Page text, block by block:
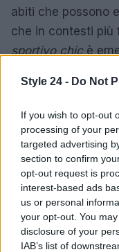
Style 24 - Do Not
If you wish to opt-out
processing of your
targeted advertising
section to confirm
opt-out request is
interest-based ads
us or personal
your opt-out. You
disclosure of your
IAB’s list of
abiti che possono
che in contesti più
sportivo chic è
Tra i modelli
sportive e
dettagli funzionali
borse ibride,
situazioni, hanno
testimonianza
estetica e